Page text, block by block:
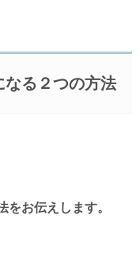
なる２つの方法
をお伝えします。